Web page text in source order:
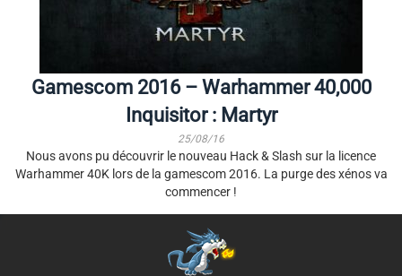
Gamescom 2016 – Warhammer 40,000
Inquisitor : Martyr
25/08/16
Nous avons pu découvrir le nouveau Hack & Slash sur la licence
Warhammer 40K lors de la gamescom 2016. La purge des xénos va
commencer !